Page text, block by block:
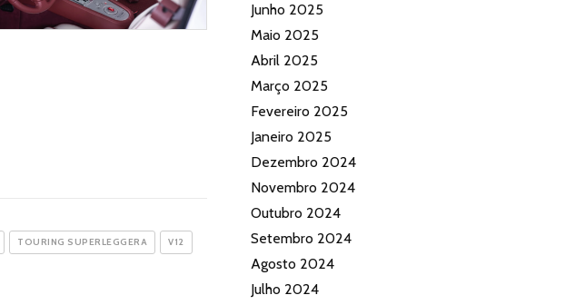
TOURING SUPERLEGGERA V12
Junho 2025
Maio 2025
Abril 2025
Março 2025
Fevereiro 2025
Janeiro 2025
Dezembro 2024
Novembro 2024
Outubro 2024
Setembro 2024
Agosto 2024
Julho 2024